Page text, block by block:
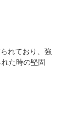
れており、強
た時の堅固